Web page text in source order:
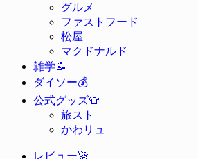
グルメ
ファストフード
松屋
マクドナルド
雑学📝
ダイソー💰
公式グッズ👕
旅スト
かわリュ
レビュー🚀